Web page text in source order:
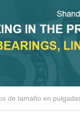
de tamaño en